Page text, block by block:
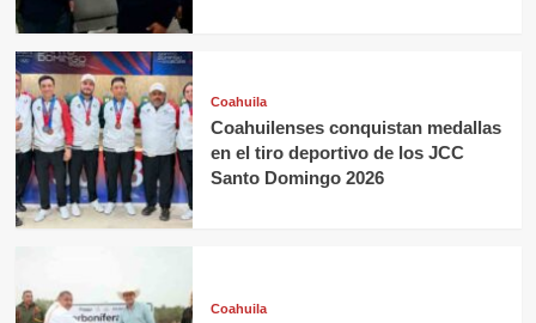
Coahuila
Coahuilenses conquistan medallas
en el tiro deportivo de los JCC
Santo Domingo 2026
Coahuila